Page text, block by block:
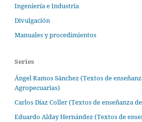
Ingeniería e Industria
Divulgación
Manuales y procedimientos
Series
Ángel Ramos Sánchez (Textos de
Agropecuarias)
Carlos Díaz Coller (Textos de enseñanza
Eduardo Alday Hernández (Textos de